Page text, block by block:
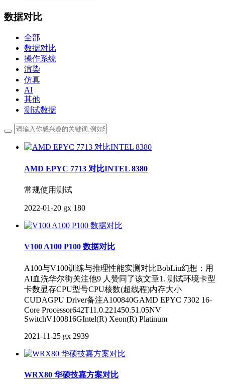
数据对比
全部
数据对比
操作系统
渲染
仿真
AI
其他
测试数据
AMD EPYC 7713 对比INTEL 8380
常规使用测试
2022-01-20 gx 180
V100 A100 P100 数据对比
A100与V100训练与推理性能实测对比BobLiu幻想：用
AI血洗华尔街关注他9 人赞同了该文章1. 测试环境卡型
卡数显存CPU型号CPU核数(超线程)内存大小
CUDAGPU Driver备注A100840GAMD EPYC 7302 16-
Core Processor642T11.0.221450.51.05NV
SwitchV100816GIntel(R) Xeon(R) Platinum
2021-11-25 gx 2939
WRX80 华硕技嘉方案对比